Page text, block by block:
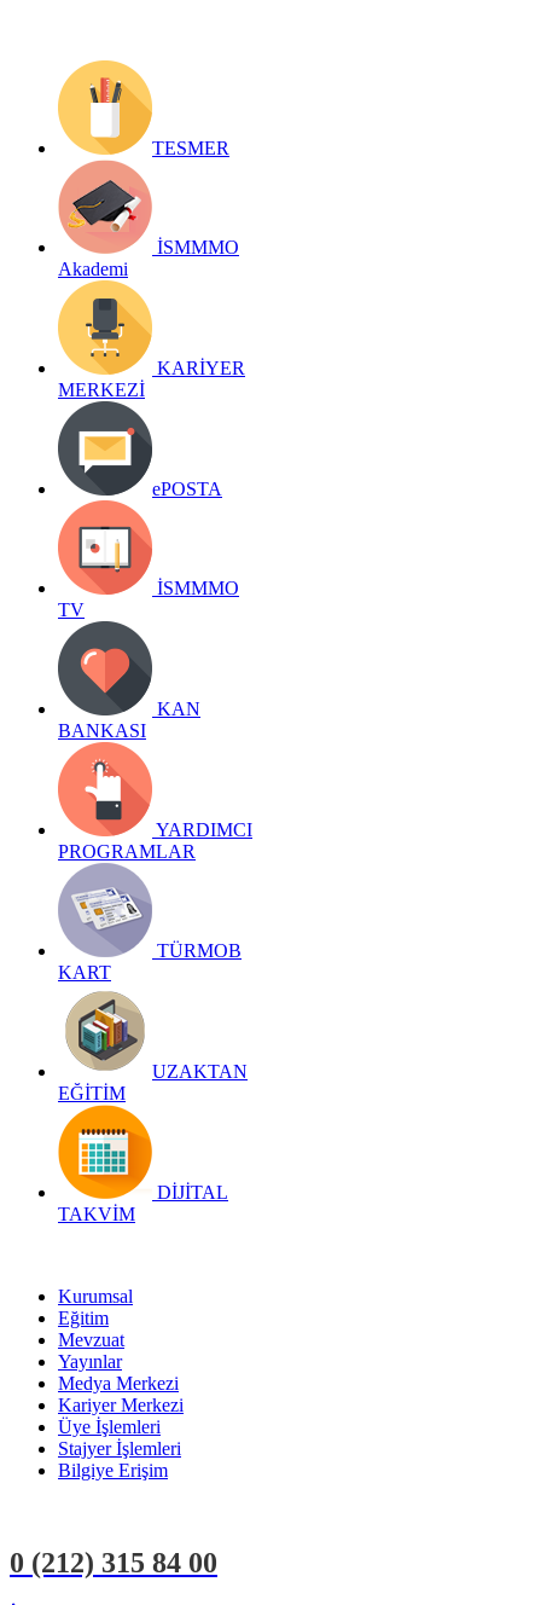
TESMER
İSMMMO
Akademi
KARİYER
MERKEZİ
ePOSTA
İSMMMO
TV
KAN
BANKASI
YARDIMCI
PROGRAMLAR
TÜRMOB
KART
UZAKTAN
EĞİTİM
DİJİTAL
TAKVİM
Kurumsal
Eğitim
Mevzuat
Yayınlar
Medya Merkezi
Kariyer Merkezi
Üye İşlemleri
Stajyer İşlemleri
Bilgiye Erişim
0 (212) 315 84 00